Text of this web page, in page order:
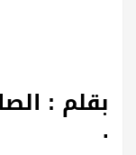
بقلم :
.